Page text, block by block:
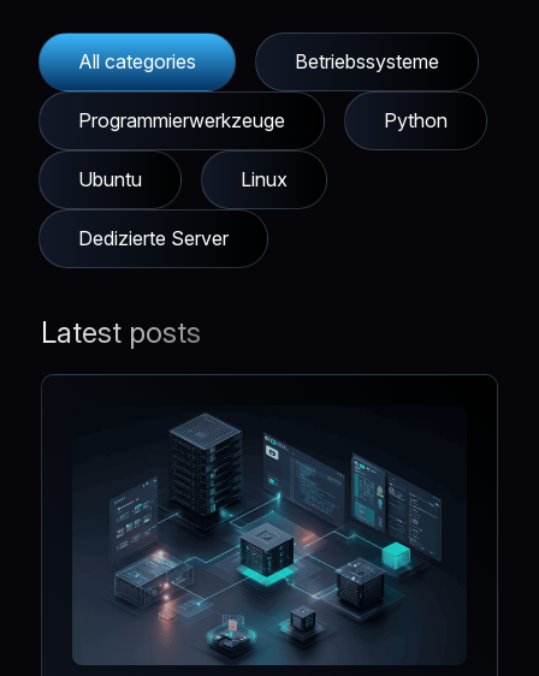
All categories Betriebssysteme
Programmierwerkzeuge Python
Ubuntu Linux
Dedizierte Server
Latest posts